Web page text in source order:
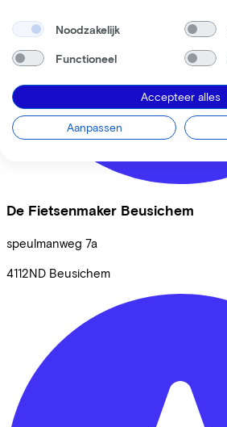
De Fietsenmaker Beusichem
speulmanweg 7a
4112ND Beusichem
Noodzakelijk
Functioneel
Accepteer alles
Aanpassen